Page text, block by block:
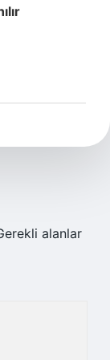
alanlar